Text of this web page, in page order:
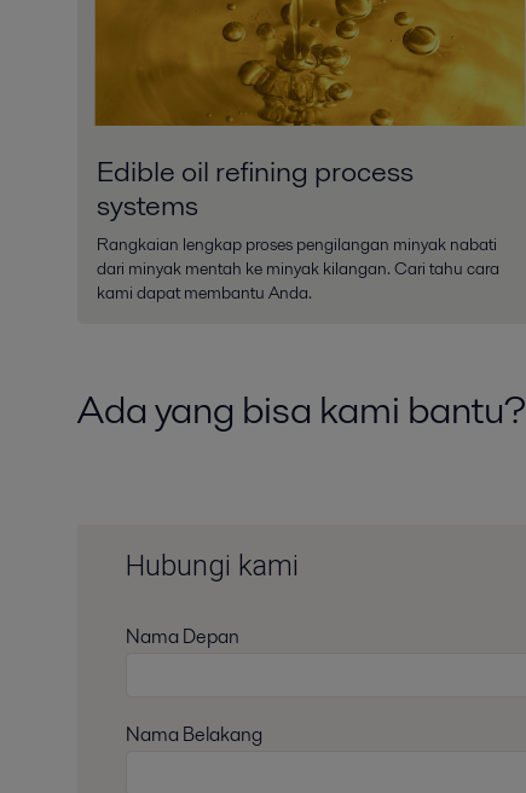
Edible oil refining process
systems
Rangkaian lengkap proses pengilangan minyak nabati
dari minyak mentah ke minyak kilangan. Cari tahu cara
kami dapat membantu Anda.
Ada yang bisa kami bantu?
Hubungi kami
Nama Depan
Nama Belakang